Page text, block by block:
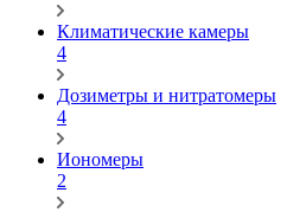
Климатические камеры
4
Дозиметры и нитратомеры
4
Иономеры
2